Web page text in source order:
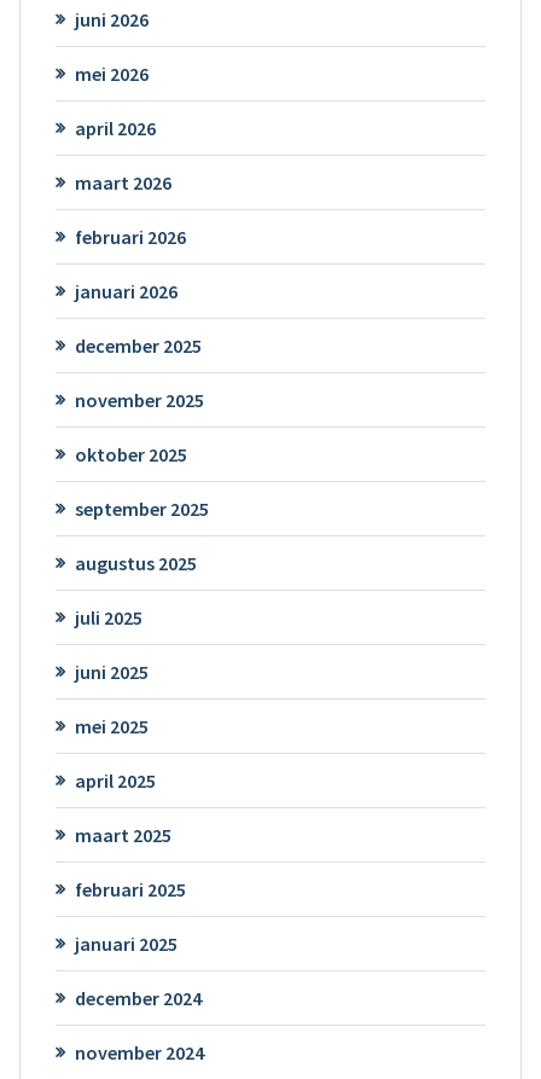
juni 2026
mei 2026
april 2026
maart 2026
februari 2026
januari 2026
december 2025
november 2025
oktober 2025
september 2025
augustus 2025
juli 2025
juni 2025
mei 2025
april 2025
maart 2025
februari 2025
januari 2025
december 2024
november 2024